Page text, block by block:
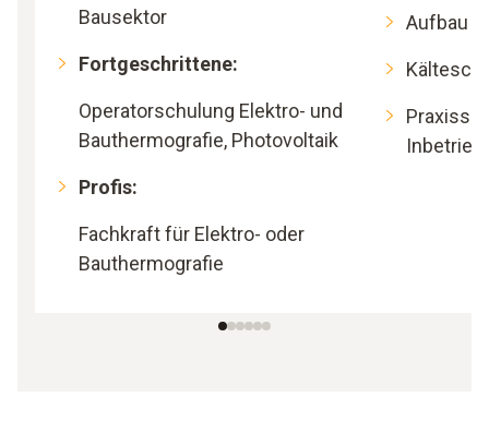
Bausektor
Fortgeschrittene:
Operatorschulung Elektro- und
Bauthermografie, Photovoltaik
Profis:
Fachkraft für Elektro- oder
Bauthermografie
Aufbau